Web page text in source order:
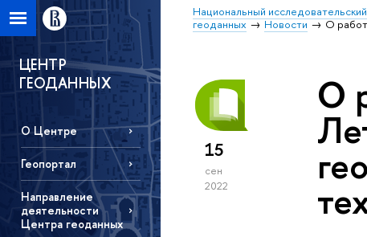
Национальный
геоданных
Новости О
ЦЕНТР
ГЕОДАННЫХ
О Центре
Геопортал
Направление
деятельности
Центра геоданных
15
сен
2022
О